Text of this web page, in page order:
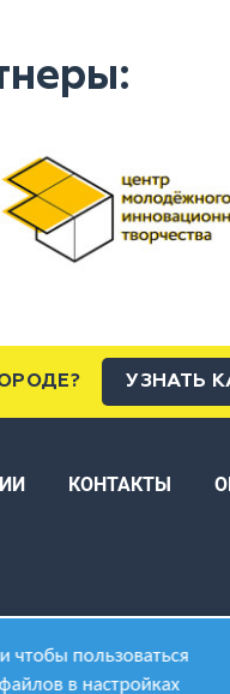
УЗНАТЬ
КОНТАКТЫ
пользоваться
в настройках